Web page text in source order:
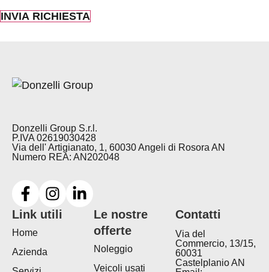
INVIA RICHIESTA
Donzelli Group S.r.l.
P.IVA 02619030428
Via dell' Artigianato, 1, 60030 Angeli di Rosora AN
Numero REA: AN202048
Link utili
Home
Azienda
Le nostre
offerte
Noleggio
Veicoli usati
Contatti
Via del
Commercio, 13/15,
60031
Castelplanio AN